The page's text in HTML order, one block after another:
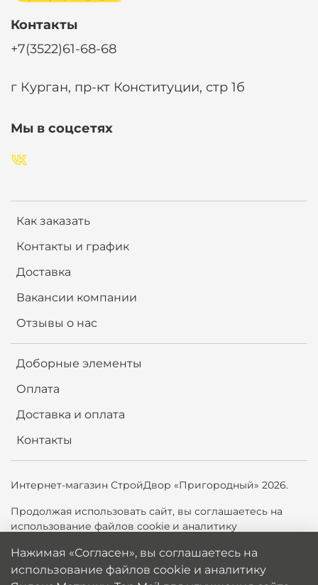
Как заказать
Контакты и график
Доставка
Вакансии компании
Отзывы о нас
Доборные элементы
Оплата
Доставка и оплата
Контакты
Контакты
+7(3522)61-68-68
г Курган, пр-кт Конституции, стр 1б
Мы в соцсетях
Интернет-магазин СтройДвор «Пригородный» 2026.
Продолжая использовать сайт, вы соглашаетесь на
использование файлов cookie и аналитику
можете отключить cookie в настройках браузера.
Политика обработки персональных данных
Нажимая «Согласен», вы соглашаетесь на
использование файлов cookie и аналитику